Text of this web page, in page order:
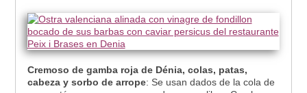
Cremoso de gamba roja de Dénia, colas, patas,
cabeza y sorbo de arrope: Se usan dados de la cola de